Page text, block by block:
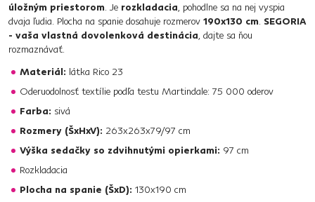
úložným priestorom. Je rozkladacia, pohodlne sa na nej vyspia
dvaja ľudia. Plocha na spanie dosahuje rozmerov 190x130 cm. SEGORIA
- vaša vlastná dovolenková destinácia, dajte sa ňou
rozmaznávať.
Materiál: látka Rico 23
Oderuodolnosť textílie podľa testu Martindale: 75 000 oderov
Farba: sivá
Rozmery (ŠxHxV): 263x263x79/97 cm
Výška sedačky so zdvihnutými opierkami: 97 cm
Rozkladacia
Plocha na spanie (ŠxD): 130x190 cm